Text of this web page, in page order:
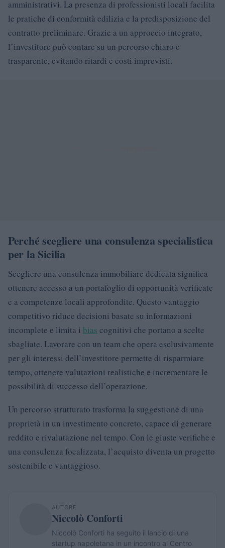
amministrativi. La presenza di professionisti locali facilita
le pratiche di conformità edilizia e la predisposizione del
contratto preliminare. Grazie a un approccio integrato,
l’investitore può contare su un percorso chiaro e
trasparente, evitando ritardi e costi imprevisti.
Perché scegliere una consulenza specialistica
per la Sicilia
Scegliere una consulenza immobiliare dedicata significa
ottenere accesso a un portafoglio di opportunità verificate
e a competenze locali approfondite. Questo vantaggio
competitivo riduce decisioni basate su informazioni
incomplete e limita i bias cognitivi che portano a scelte
sbagliate. Lavorare con un team che opera esclusivamente
per gli interessi dell’investitore permette di risparmiare
tempo, ottenere valutazioni realistiche e incrementare le
possibilità di successo dell’operazione.
Un percorso strutturato trasforma la suggestione di una
proprietà in un investimento concreto, capace di generare
reddito e rivalutazione nel tempo. Con le giuste verifiche e
una consulenza focalizzata, l’acquisto diventa un progetto
sostenibile e vantaggioso.
AUTORE
Niccolò Conforti
Niccolò Conforti ha seguito il lancio di una
startup napoletana in un incontro al Centro